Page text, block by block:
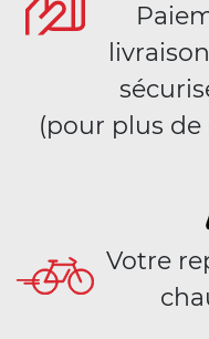
(pour plus de
Votre